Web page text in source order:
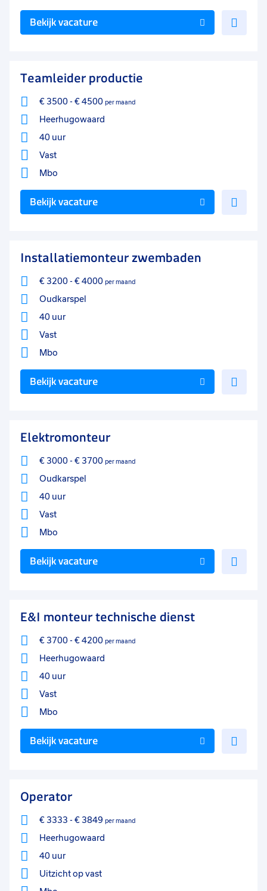
Bekijk vacature
Teamleider productie
€ 3500- € 4500 per maand
Heerhugowaard
40 uur
Vast
Mbo
Bekijk vacature
Installatiemonteur zwembaden
€ 3200- € 4000 per maand
Oudkarspel
40 uur
Vast
Mbo
Bekijk vacature
Elektromonteur
€ 3000- € 3700 per maand
Oudkarspel
40 uur
Vast
Mbo
Bekijk vacature
E&I monteur technische dienst
€ 3700- € 4200 per maand
Heerhugowaard
40 uur
Vast
Mbo
Bekijk vacature
Operator
€ 3333 - € 3849 per maand
Heerhugowaard
40 uur
Uitzicht op vast